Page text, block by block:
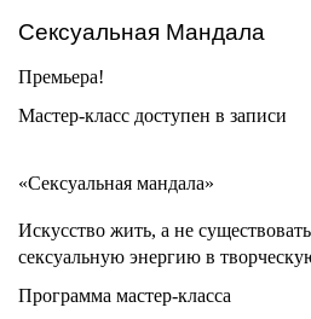
Сексуальная Мандала
Премьера!
Мастер-класс доступен в записи
«Сексуальная мандала»
Искусство жить, а не
сексуальную энергию в
Программа мастер-класса